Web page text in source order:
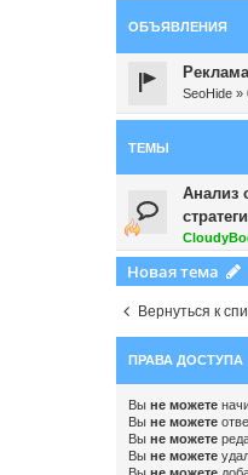
ОБЪЯВЛЕНИЯ
SeoHide »
ТЕМЫ
Анализ
Новая тема
Вернуться к
ПРАВА ДОСТУПА
Вы не можете
Вы не можете
Вы не можете
Вы не можете